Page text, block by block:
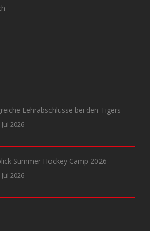
Lehrabschlüsse bei den Tigers
2026
Summer Hockey Camp 2026
Jul 2026